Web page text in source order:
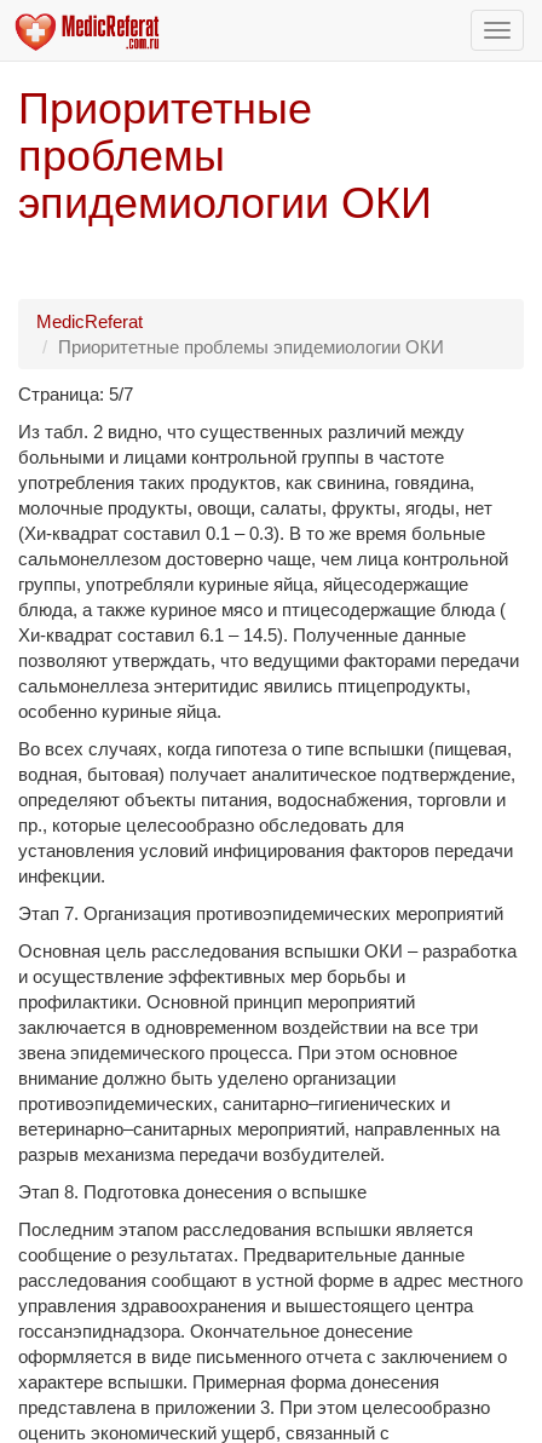
Приоритетные
проблемы
эпидемиологии ОКИ
MedicReferat
Приоритетные проблемы эпидемиологии ОКИ
Страница: 5/7
Из табл. 2 видно, что существенных различий между
больными и лицами контрольной группы в частоте
употребления таких продуктов, как свинина, говядина,
молочные продукты, овощи, салаты, фрукты, ягоды, нет
(Хи-квадрат составил 0.1 – 0.3). В то же время больные
сальмонеллезом достоверно чаще, чем лица контрольной
группы, употребляли куриные яйца, яйцесодержащие
блюда, а также куриное мясо и птицесодержащие блюда (
Хи-квадрат составил 6.1 – 14.5). Полученные данные
позволяют утверждать, что ведущими факторами передачи
сальмонеллеза энтеритидис явились птицепродукты,
особенно куриные яйца.
Во всех случаях, когда гипотеза о типе вспышки (пищевая,
водная, бытовая) получает аналитическое подтверждение,
определяют объекты питания, водоснабжения, торговли и
пр., которые целесообразно обследовать для
установления условий инфицирования факторов передачи
инфекции.
Этап 7. Организация противоэпидемических мероприятий
Основная цель расследования вспышки ОКИ – разработка
и осуществление эффективных мер борьбы и
профилактики. Основной принцип мероприятий
заключается в одновременном воздействии на все три
звена эпидемического процесса. При этом основное
внимание должно быть уделено организации
противоэпидемических, санитарно–гигиенических и
ветеринарно–санитарных мероприятий, направленных на
разрыв механизма передачи возбудителей.
Этап 8. Подготовка донесения о вспышке
Последним этапом расследования вспышки является
сообщение о результатах. Предварительные данные
расследования сообщают в устной форме в адрес местного
управления здравоохранения и вышестоящего центра
госсанэпиднадзора. Окончательное донесение
оформляется в виде письменного отчета с заключением о
характере вспышки. Примерная форма донесения
представлена в приложении 3. При этом целесообразно
оценить экономический ущерб, связанный с